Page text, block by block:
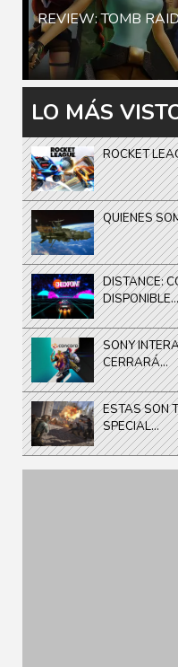
REVIEW: TOMB
LO MÁS
ROCKET
QUIENES
DISTANCE:
DISPONIBLE...
SONY
CERRARÁ...
ESTAS SON
SPECIAL...